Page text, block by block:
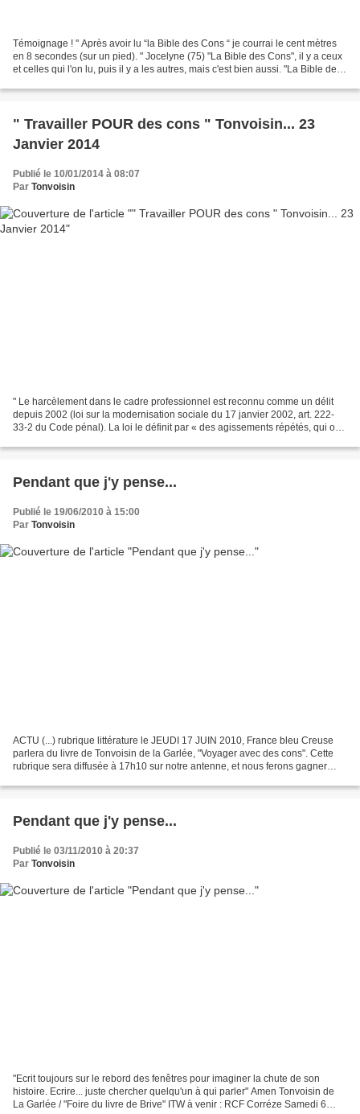
Témoignage ! " Après avoir lu “la Bible des Cons “ je courrai le cent mètres
en 8 secondes (sur un pied). " Jocelyne (75) "La Bible des Cons", il y a ceux
et celles qui l'on lu, puis il y a les autres, mais c'est bien aussi. "La Bible des
" Travailler POUR des cons " Tonvoisin... 23
Janvier 2014
Publié le 10/01/2014 à 08:07
Par Tonvoisin
" Le harcèlement dans le cadre professionnel est reconnu comme un délit
depuis 2002 (loi sur la modernisation sociale du 17 janvier 2002, art. 222-
33-2 du Code pénal). La loi le définit par « des agissements répétés, qui ont
Pendant que j'y pense...
Publié le 19/06/2010 à 15:00
Par Tonvoisin
ACTU (...) rubrique littérature le JEUDI 17 JUIN 2010, France bleu Creuse
parlera du livre de Tonvoisin de la Garlée, "Voyager avec des cons". Cette
rubrique sera diffusée à 17h10 sur notre antenne, et nous ferons gagner
Pendant que j'y pense...
Publié le 03/11/2010 à 20:37
Par Tonvoisin
"Ecrit toujours sur le rebord des fenêtres pour imaginer la chute de son
histoire. Ecrire... juste chercher quelqu'un à qui parler" Amen Tonvoisin de
La Garlée / "Foire du livre de Brive" ITW à venir : RCF Corréze Samedi 6